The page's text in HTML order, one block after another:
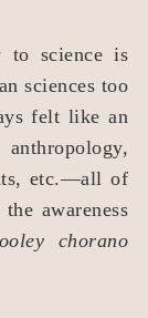
to science is
sciences too
felt like an
etc.—all of
awareness
chorano